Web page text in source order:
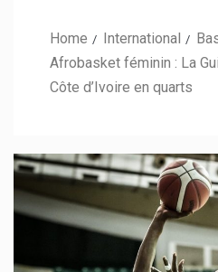
Home International
Afrobasket féminin : La
Côte d’Ivoire en quarts